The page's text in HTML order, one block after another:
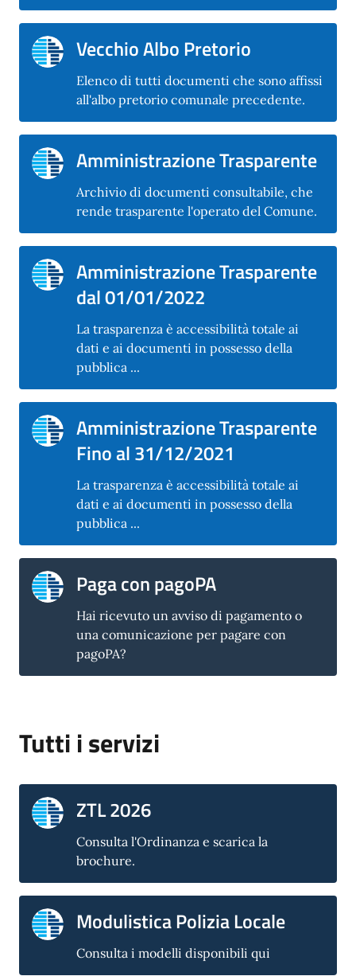
Vecchio Albo Pretorio
Elenco di tutti documenti che sono affissi
all'albo pretorio comunale precedente.
Amministrazione Trasparente
Archivio di documenti consultabile, che
rende trasparente l'operato del Comune.
Amministrazione Trasparente
dal 01/01/2022
La trasparenza è accessibilità totale ai
dati e ai documenti in possesso della
pubblica ...
Amministrazione Trasparente
Fino al 31/12/2021
La trasparenza è accessibilità totale ai
dati e ai documenti in possesso della
pubblica ...
Paga con pagoPA
Hai ricevuto un avviso di pagamento o
una comunicazione per pagare con
pagoPA?
Tutti i servizi
ZTL 2026
Consulta l'Ordinanza e scarica la
brochure.
Modulistica Polizia Locale
Consulta i modelli disponibili qui